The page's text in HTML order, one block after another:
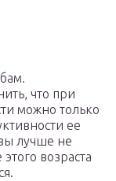
что при
можно только
ее
лучше не
возраста